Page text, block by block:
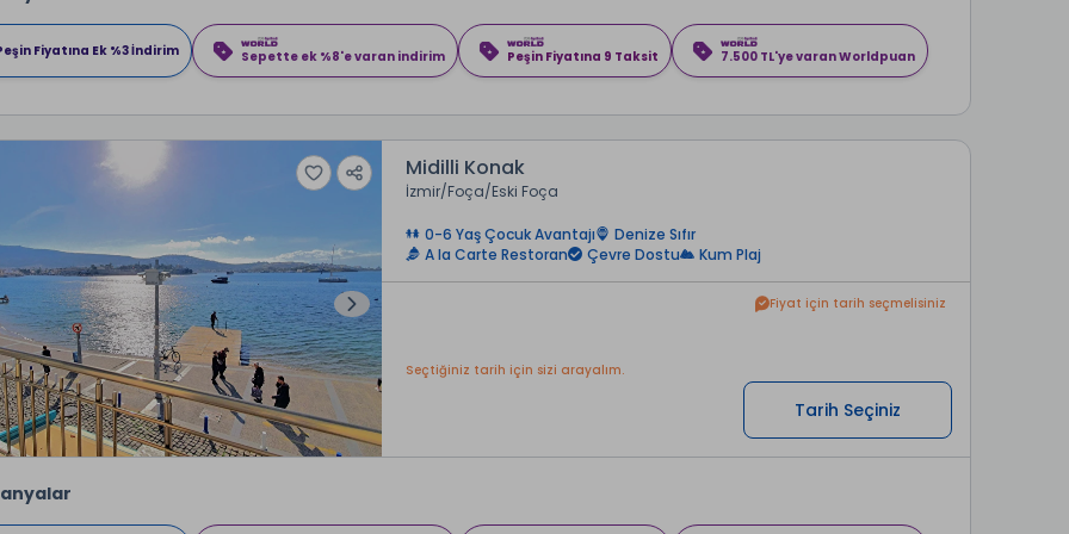
Fiyatına Ek %3 İndirim Sepette ek %8'e varan indirim Peşin Fiyatına 9 Taksit 7.500 TL'ye varan Worldpuan
Midilli Konak
İzmir Foça Eski Foça
0-6 Yaş Çocuk Avantajı
Denize Sıfır
A la Carte Restoran
Çevre Dostu Kum Plaj
Seçtiğiniz tarih için sizi arayalım.
Fiyat için tarih seçmelisiniz
Tarih Seçiniz